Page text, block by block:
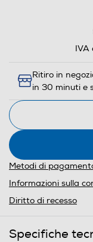
di
IVA
Ritiro in
in 30 minuti e
Metodi di
Informazioni sulla
Diritto di recesso
Specifiche